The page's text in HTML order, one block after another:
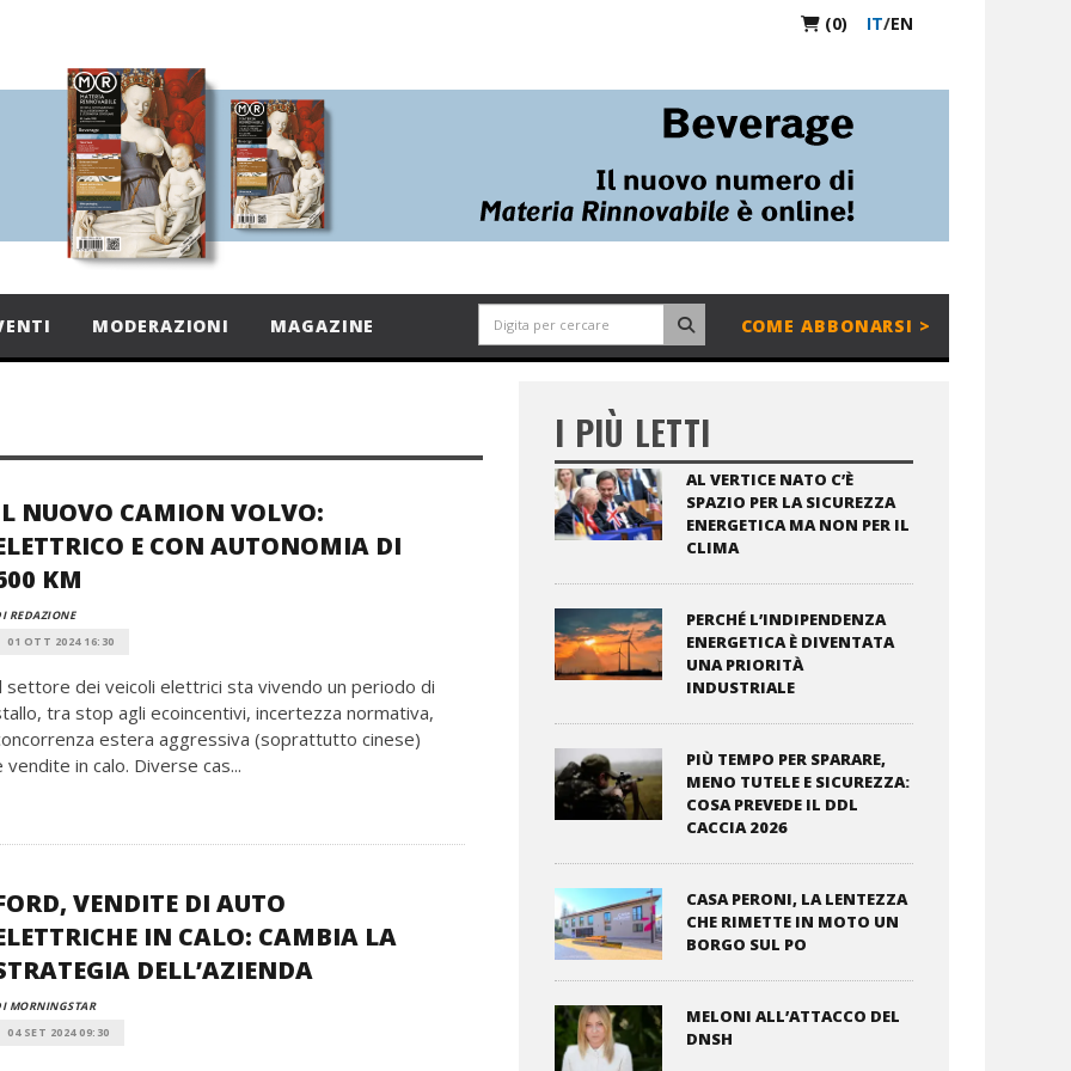
(0) IT/EN
MODERAZIONI MAGAZINE COME ABBONARSI >
NUOVO CAMION VOLVO:
E CON AUTONOMIA DI
KM
REDAZIONE
01 OTT 2024 16:30
settore dei veicoli elettrici sta vivendo un periodo di
tra stop agli ecoincentivi, incertezza normativa,
estera aggressiva (soprattutto cinese)
vendite in calo. Diverse cas...
VENDITE DI AUTO
IN CALO: CAMBIA LA
DELL’AZIENDA
MORNINGSTAR
04 SET 2024 09:30
I PIÙ LETTI
AL VERTICE NATO C’È
SPAZIO PER LA SICUREZZA
ENERGETICA MA NON PER IL
CLIMA
PERCHÉ L’INDIPENDENZA
ENERGETICA È DIVENTATA
UNA PRIORITÀ
INDUSTRIALE
PIÙ TEMPO PER SPARARE,
MENO TUTELE E SICUREZZA:
COSA PREVEDE IL DDL
CACCIA 2026
CASA PERONI, LA LENTEZZA
CHE RIMETTE IN MOTO UN
BORGO SUL PO
MELONI ALL’ATTACCO DEL
DNSH